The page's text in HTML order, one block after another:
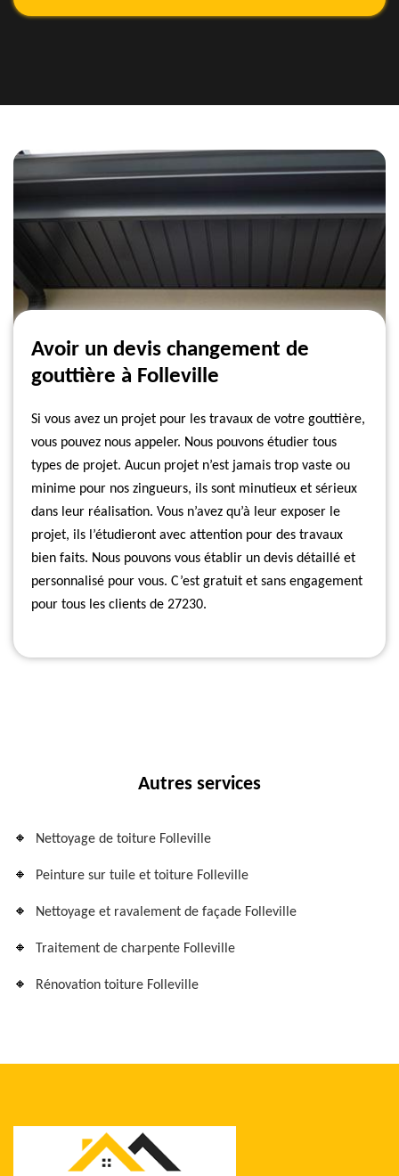
Avoir un devis changement de
gouttière à Folleville
Si vous avez un projet pour les travaux de votre gouttière,
vous pouvez nous appeler. Nous pouvons étudier tous
types de projet. Aucun projet n’est jamais trop vaste ou
minime pour nos zingueurs, ils sont minutieux et sérieux
dans leur réalisation. Vous n’avez qu’à leur exposer le
projet, ils l’étudieront avec attention pour des travaux
bien faits. Nous pouvons vous établir un devis détaillé et
personnalisé pour vous. C’est gratuit et sans engagement
pour tous les clients de 27230.
Autres services
Nettoyage de toiture Folleville
Peinture sur tuile et toiture Folleville
Nettoyage et ravalement de façade Folleville
Traitement de charpente Folleville
Rénovation toiture Folleville